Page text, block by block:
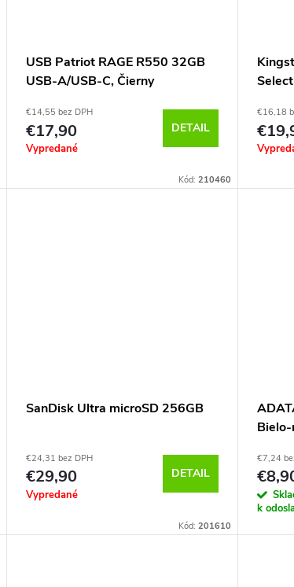
USB Patriot RAGE R550 32GB
USB-A/USB-C, Čierny
€14,55 bez DPH
€17,90
Vypredané
DETAIL
Kód: 210460
€16,18
SanDisk Ultra microSD 256GB
€24,31 bez DPH
€29,90
Vypredané
DETAIL
Kód: 201610
€7,24
k